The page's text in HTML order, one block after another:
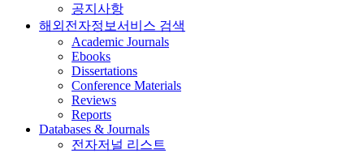
공지사항
해외전자정보서비스 검색
Academic Journals
Ebooks
Dissertations
Conference Materials
Reviews
Reports
Databases & Journals
전자저널 리스트